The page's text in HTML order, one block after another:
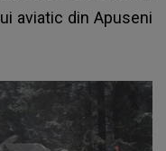
aviatic din Apuseni